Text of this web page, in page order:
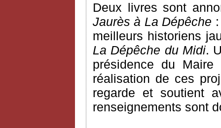
Deux livres sont
Jaurès à La Dépêche
meilleurs historiens
La Dépêche du Midi.
présidence du
réalisation de ces
regarde et soutient
renseignements sont